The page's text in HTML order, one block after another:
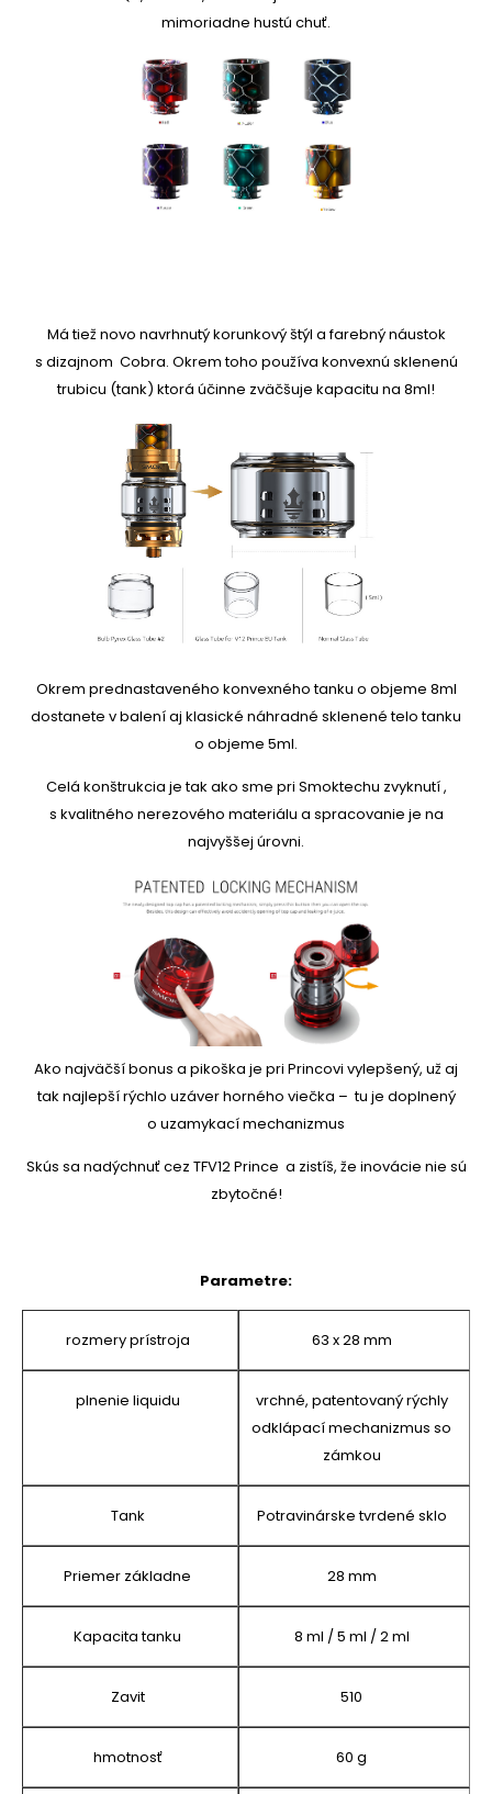
mimoriadne hustú chuť.
Má tiež novo navrhnutý korunkový štýl a farebný náustok
s dizajnom Cobra. Okrem toho používa konvexnú sklenenú
trubicu (tank) ktorá účinne zväčšuje kapacitu na 8ml!
Okrem prednastaveného konvexného tanku o objeme 8ml
dostanete v balení aj klasické náhradné sklenené telo tanku
o objeme 5ml.
Celá konštrukcia je tak ako sme pri Smoktechu zvyknutí ,
s kvalitného nerezového materiálu a spracovanie je na
najvyššej úrovni.
Ako najväčší bonus a pikoška je pri Princovi vylepšený, už aj
tak najlepší rýchlo uzáver horného viečka – tu je doplnený
o uzamykací mechanizmus
Skús sa nadýchnuť cez TFV12 Prince a zistíš, že inovácie nie sú
zbytočné!
Parametre:
rozmery prístroja 63 x 28 mm
plnenie liquidu
vrchné, patentovaný rýchly
odklápací mechanizmus so
zámkou
Tank Potravinárske tvrdené sklo
Priemer základne 28 mm
Kapacita tanku 8 ml / 5 ml / 2 ml
Zavit 510
hmotnosť 60 g